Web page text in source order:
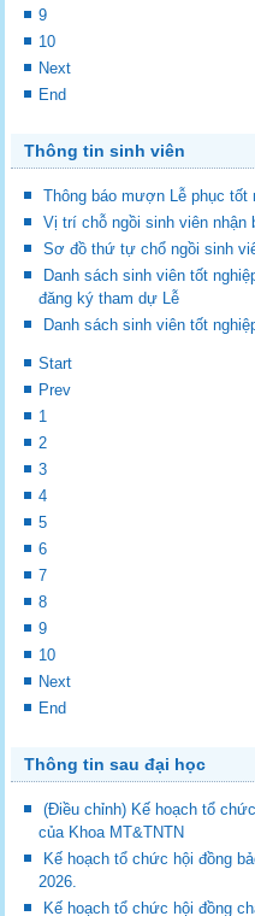
9
10
Next
End
Thông tin sinh viên
Thông báo mượn Lễ phục tốt
Vị trí chỗ ngồi sinh viên nhận
Sơ đồ thứ tự chổ ngồi sinh
Danh sách sinh viên tốt
đăng ký tham dự Lễ
Danh sách sinh viên tốt
Start
Prev
1
2
3
4
5
6
7
8
9
10
Next
End
Thông tin sau đại học
(Điều chỉnh) Kế hoạch tổ
của Khoa MT&TNTN
Kế hoạch tổ chức hội đồng
2026.
Kế hoạch tổ chức hội đồng